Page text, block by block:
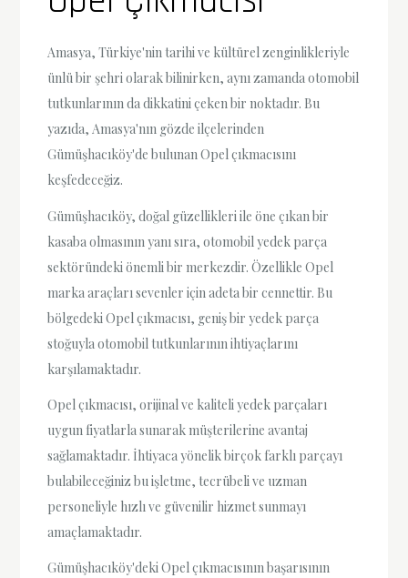
Amasya, Türkiye'nin tarihi ve kültürel zenginlikleriyle
ünlü bir şehri olarak bilinirken, aynı zamanda otomobil
tutkunlarının da dikkatini çeken bir noktadır. Bu
yazıda, Amasya'nın gözde ilçelerinden
Gümüşhacıköy'de bulunan Opel çıkmacısını
keşfedeceğiz.
Gümüşhacıköy, doğal güzellikleri ile öne çıkan bir
kasaba olmasının yanı sıra, otomobil yedek parça
sektöründeki önemli bir merkezdir. Özellikle Opel
marka araçları sevenler için adeta bir cennettir. Bu
bölgedeki Opel çıkmacısı, geniş bir yedek parça
stoğuyla otomobil tutkunlarının ihtiyaçlarını
karşılamaktadır.
Opel çıkmacısı, orijinal ve kaliteli yedek parçaları
uygun fiyatlarla sunarak müşterilerine avantaj
sağlamaktadır. İhtiyaca yönelik birçok farklı parçayı
bulabileceğiniz bu işletme, tecrübeli ve uzman
personeliyle hızlı ve güvenilir hizmet sunmayı
amaçlamaktadır.
Gümüşhacıköy'deki Opel çıkmacısının başarısının